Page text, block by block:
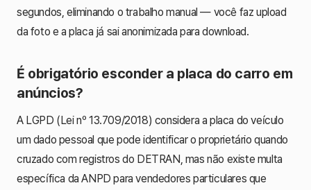
segundos, eliminando o trabalho manual — você faz upload
da foto e a placa já sai anonimizada para download.
É obrigatório esconder a placa do carro em
anúncios?
A LGPD (Lei nº 13.709/2018) considera a placa do veículo
um dado pessoal que pode identificar o proprietário quando
cruzado com registros do DETRAN, mas não existe multa
específica da ANPD para vendedores particulares que